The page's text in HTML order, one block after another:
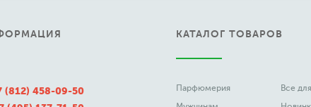
(812) 458-09-50
КАТАЛОГ ТОВАРОВ
Парфюмерия
Все